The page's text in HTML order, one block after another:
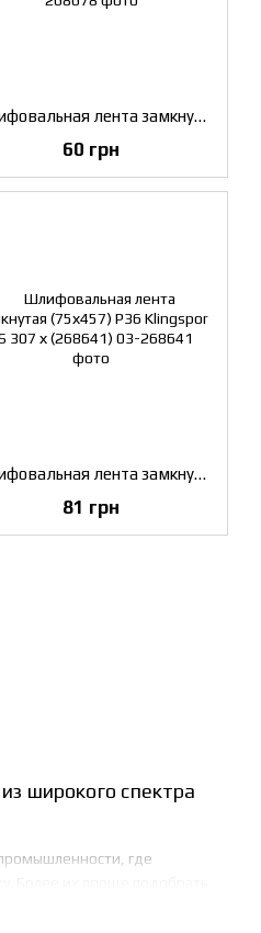
широкого спектра
где
Шлифовальная лента замкнутая (100х610) P100 Klingspor LS 307 х (268678)
60 грн
Шлифовальная лента замкнутая (75х457) P36 Klingspor LS 307 х (268641)
81 грн